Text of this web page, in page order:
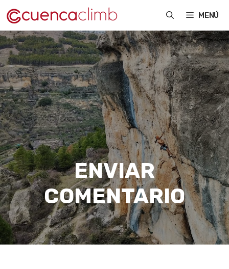
Saltar
al
contenido
MENÚ
ENVIAR
COMENTARIO